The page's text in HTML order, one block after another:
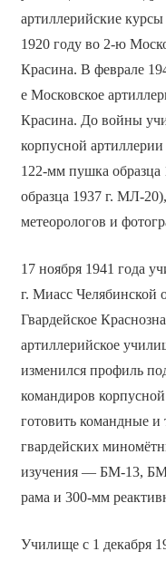
артиллерийские
1920 году во 2-ю
Красина. В феврале
е Московское
Красина. До войны
корпусной
122-мм пушка образца
образца 1937 г. МЛ-
метеорологов и
17 ноября 1941 года
г. Миасс Челябинской
Гвардейское
артиллерийское
изменился профиль
командиров
готовить командные и
гвардейских
изучения — БМ-13,
рама и 300-мм
Училище с 1 декабря